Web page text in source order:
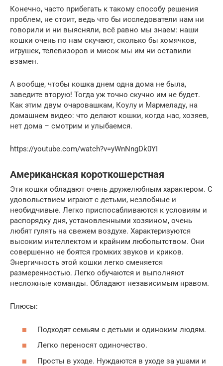
Конечно, часто прибегать к такому способу решения
проблем, не стоит, ведь что бы исследователи нам ни
говорили и ни выясняли, всё равно мы знаем: наши
кошки очень по нам скучают, сколько бы хомячков,
игрушек, телевизоров и мисок мы им ни оставили
взамен.
А вообще, чтобы кошка днем одна дома не была,
заведите вторую! Тогда уж точно скучно им не будет.
Как этим двум очаровашкам, Коулу и Мармеладу, на
домашнем видео: что делают кошки, когда нас, хозяев,
нет дома – смотрим и улыбаемся.
https://youtube.com/watch?v=yWnNngDk0YI
Американская короткошерстная
Эти кошки обладают очень дружелюбным характером. С
удовольствием играют с детьми, незлобные и
необидчивые. Легко приспосабливаются к условиям и
распорядку дня, установленными хозяином, очень
любят гулять на свежем воздухе. Характеризуются
высоким интеллектом и крайним любопытством. Они
совершенно не боятся громких звуков и криков.
Энергичность этой кошки легко сменяется
размеренностью. Легко обучаются и выполняют
несложные команды. Обладают независимым нравом.
Плюсы:
Подходят семьям с детьми и одиноким людям.
Легко переносят одиночество.
Просты в уходе. Нуждаются в уходе за ушами и